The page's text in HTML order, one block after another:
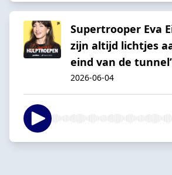
Supertrooper Eva
zijn altijd lichtjes
eind van de
2026-06-04